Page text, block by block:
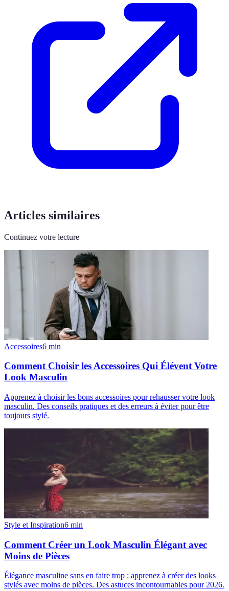
Articles similaires
Continuez votre lecture
Accessoires6 min
Comment Choisir les Accessoires Qui Élévent Votre
Look Masculin
Apprenez à choisir les bons accessoires pour rehausser votre look
masculin. Des conseils pratiques et des erreurs à éviter pour être
toujours stylé.
Style et Inspiration6 min
Comment Créer un Look Masculin Élégant avec
Moins de Pièces
Élégance masculine sans en faire trop : apprenez à créer des looks
stylés avec moins de pièces. Des astuces incontournables pour 2026.